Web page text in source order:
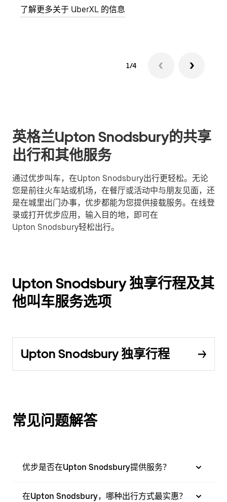
了解更多关于 UberXL 的信息
1/4
英格兰Upton Snodsbury的共享
出行和其他服务
通过优步叫车，在Upton Snodsbury出行更轻松。无论
您是前往火车站或机场，在餐厅或活动中与朋友见面，还
是在城里出门办事，优步都能为您提供接载服务。在线登
录或打开优步应用，输入目的地，即可在
Upton Snodsbury轻松出行。
Upton Snodsbury 独享行程及其
他叫车服务选项
Upton Snodsbury 独享行程
常见问题解答
优步是否在Upton Snodsbury提供服务？
在Upton Snodsbury，哪种出行方式最实惠？